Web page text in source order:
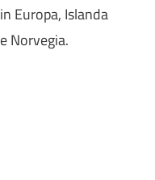
in Europa, Islanda
e Norvegia.